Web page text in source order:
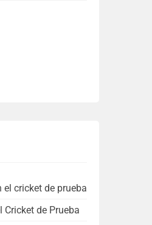
el cricket de prueba
Cricket de Prueba